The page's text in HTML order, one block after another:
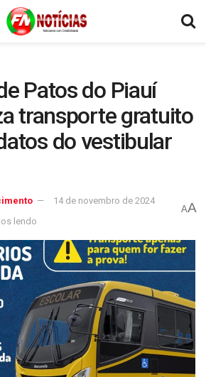
Patos do Piauí
transporte gratuito
do vestibular
14 de novembro de 2024
lendo
AA